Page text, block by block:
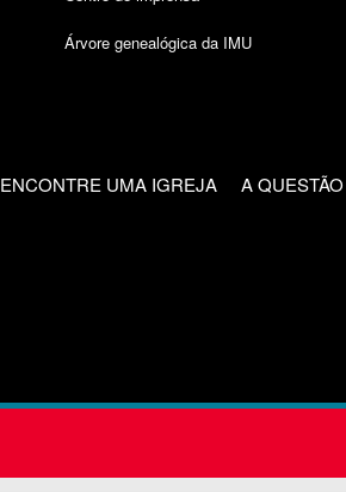
Árvore genealógica da IMU
ENCONTRE UMA IGREJA A